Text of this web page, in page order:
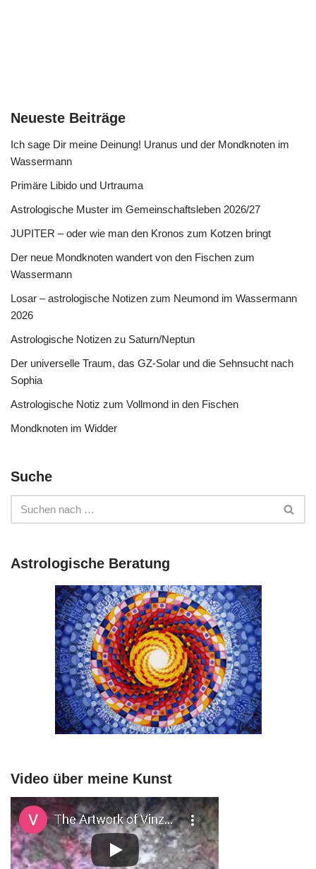
Neueste Beiträge
Ich sage Dir meine Deinung! Uranus und der Mondknoten im
Wassermann
Primäre Libido und Urtrauma
Astrologische Muster im Gemeinschaftsleben 2026/27
JUPITER – oder wie man den Kronos zum Kotzen bringt
Der neue Mondknoten wandert von den Fischen zum
Wassermann
Losar – astrologische Notizen zum Neumond im Wassermann
2026
Astrologische Notizen zu Saturn/Neptun
Der universelle Traum, das GZ-Solar und die Sehnsucht nach
Sophia
Astrologische Notiz zum Vollmond in den Fischen
Mondknoten im Widder
Suche
Astrologische Beratung
Video über meine Kunst